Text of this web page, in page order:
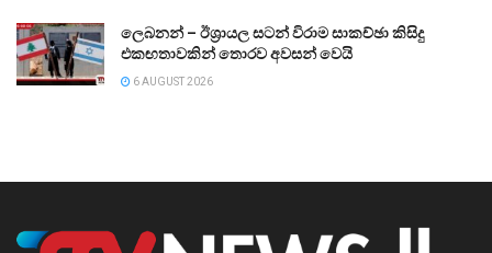
ලෙබනන් – ඊශ්‍රායල සටන් විරාම සාකච්ඡා කිසිදු
එකඟතාවකින් තොරව අවසන් වෙයි
6 AUGUST 2026